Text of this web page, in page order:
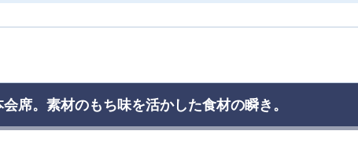
席。素材のもち味を活かした食材の瞬き。